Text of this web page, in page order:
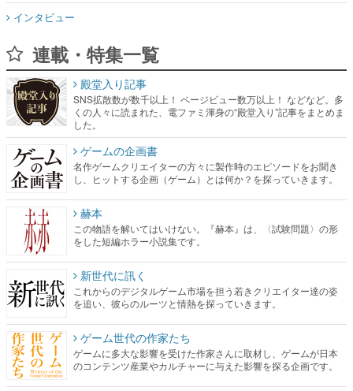
インタビュー
連載・特集一覧
殿堂入り記事
SNS拡散数が数千以上！ ページビュー数万以上！ などなど。多
くの人々に読まれた、電ファミ渾身の“殿堂入り”記事をまとめま
した。
ゲームの企画書
名作ゲームクリエイターの方々に製作時のエピソードをお聞き
し、ヒットする企画（ゲーム）とは何か？を探っていきます。
赫本
この物語を解いてはいけない。『赫本』は、〈試験問題〉の形
をした短編ホラー小説集です。
新世代に訊く
これからのデジタルゲーム市場を担う若きクリエイター達の姿
を追い、彼らのルーツと情熱を探っていきます。
ゲーム世代の作家たち
ゲームに多大な影響を受けた作家さんに取材し、ゲームが日本
のコンテンツ産業やカルチャーに与えた影響を探る企画です。